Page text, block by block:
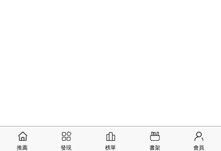
推薦 發現 榜單 書架 會員